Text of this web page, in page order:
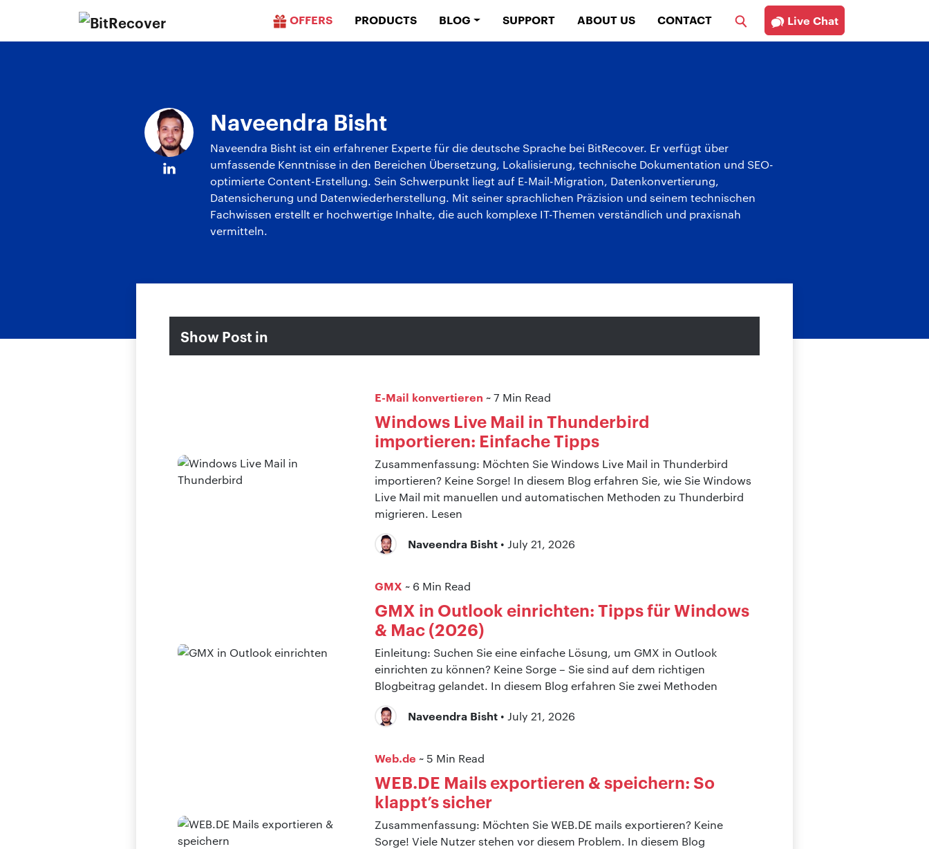
OFFERS PRODUCTS BLOG SUPPORT ABOUT US CONTACT Live Chat
Naveendra Bisht
Naveendra Bisht ist ein erfahrener Experte für die deutsche Sprache bei BitRecover. Er verfügt über
umfassende Kenntnisse in den Bereichen Übersetzung, Lokalisierung, technische Dokumentation und SEO-
optimierte Content-Erstellung. Sein Schwerpunkt liegt auf E-Mail-Migration, Datenkonvertierung,
Datensicherung und Datenwiederherstellung. Mit seiner sprachlichen Präzision und seinem technischen
Fachwissen erstellt er hochwertige Inhalte, die auch komplexe IT-Themen verständlich und praxisnah
vermitteln.
Show Post in
E-Mail konvertieren ~ 7 Min Read
Windows Live Mail in Thunderbird
importieren: Einfache Tipps
Zusammenfassung: Möchten Sie Windows Live Mail in Thunderbird
importieren? Keine Sorge! In diesem Blog erfahren Sie, wie Sie Windows
Live Mail mit manuellen und automatischen Methoden zu Thunderbird
migrieren. Lesen
Naveendra Bisht• July 21, 2026
GMX ~ 6 Min Read
GMX in Outlook einrichten: Tipps für Windows
& Mac (2026)
Einleitung: Suchen Sie eine einfache Lösung, um GMX in Outlook
einrichten zu können? Keine Sorge – Sie sind auf dem richtigen
Blogbeitrag gelandet. In diesem Blog erfahren Sie zwei Methoden
Naveendra Bisht• July 21, 2026
Web.de ~ 5 Min Read
WEB.DE Mails exportieren & speichern: So
klappt’s sicher
Zusammenfassung: Möchten Sie WEB.DE mails exportieren? Keine
Sorge! Viele Nutzer stehen vor diesem Problem. In diesem Blog